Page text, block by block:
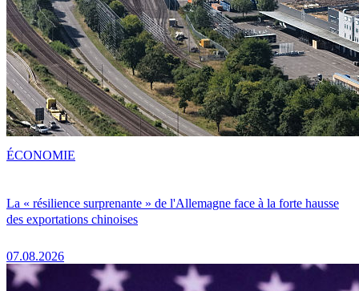
La « résilience surprenante » de l'Allemagne face à la forte hausse
des exportations chinoises
07.08.2026
ÉCONOMIE